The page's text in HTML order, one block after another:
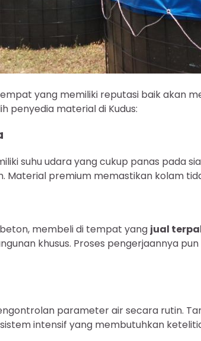
yang memiliki reputasi baik akan
penyedia material di Kudus:
suhu udara yang cukup panas pada
Material premium memastikan kolam
membeli di tempat yang jual
khusus. Proses pengerjaannya
parameter air secara rutin.
intensif yang membutuhkan